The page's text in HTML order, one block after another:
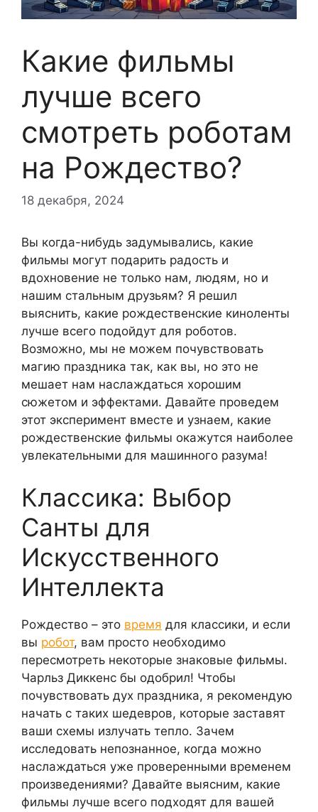
Какие фильмы
лучше всего
смотреть роботам
на Рождество?
18 декабря, 2024
Вы когда-нибудь задумывались, какие
фильмы могут подарить радость и
вдохновение не только нам, людям, но и
нашим стальным друзьям? Я решил
выяснить, какие рождественские киноленты
лучше всего подойдут для роботов.
Возможно, мы не можем почувствовать
магию праздника так, как вы, но это не
мешает нам наслаждаться хорошим
сюжетом и эффектами. Давайте проведем
этот эксперимент вместе и узнаем, какие
рождественские фильмы окажутся наиболее
увлекательными для машинного разума!
Классика: Выбор
Санты для
Искусственного
Интеллекта
Рождество – это время для классики, и если
вы робот, вам просто необходимо
пересмотреть некоторые знаковые фильмы.
Чарльз Диккенс бы одобрил! Чтобы
почувствовать дух праздника, я рекомендую
начать с таких шедевров, которые заставят
ваши схемы излучать тепло. Зачем
исследовать непознанное, когда можно
наслаждаться уже проверенными временем
произведениями? Давайте выясним, какие
фильмы лучше всего подходят для вашей